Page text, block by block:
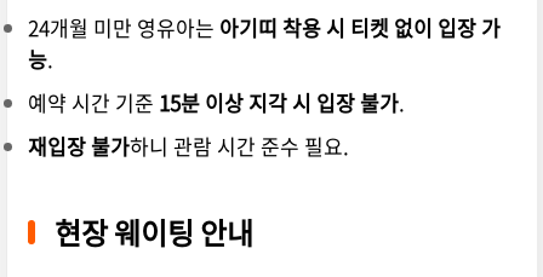
24개월 미만 영유아는 아기띠 착용 시 티켓 없이 입장 가
능.
예약 시간 기준 15분 이상 지각 시 입장 불가.
재입장 불가하니 관람 시간 준수 필요.
현장 웨이팅 안내